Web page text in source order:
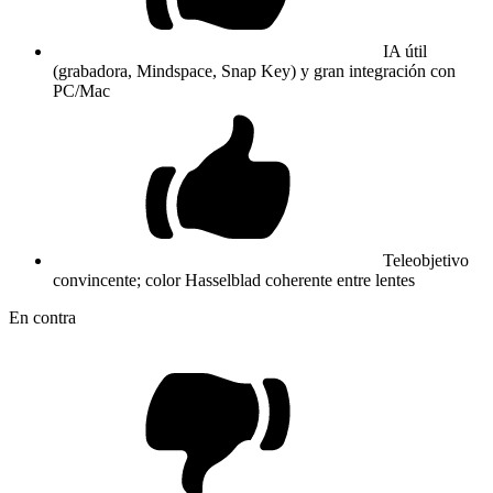
IA útil
(grabadora, Mindspace, Snap Key) y gran integración con
PC/Mac
Teleobjetivo
convincente; color Hasselblad coherente entre lentes
En contra